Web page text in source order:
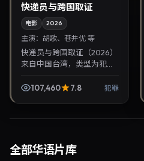
快递员与跨国取证
电影 2026
主演： 胡歌、苍井优 等
快递员与跨国取证（2026）
来自中国台湾，类型为犯
优等参与演出。2026年1月
107,460 7.8 犯罪
全部华语片库